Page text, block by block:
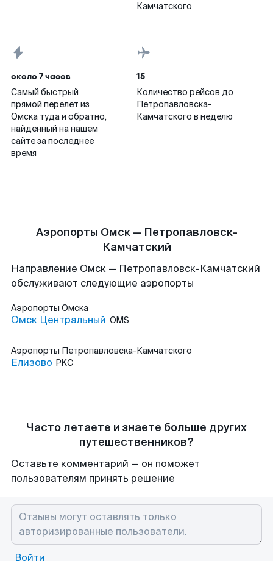
Камчатского
около 7 часов
Самый быстрый
прямой перелет из
Омска туда и обратно,
найденный на нашем
сайте за последнее
время
15
Количество рейсов до
Петропавловска-
Камчатского в неделю
Аэропорты Омск — Петропавловск-
Камчатский
Направление Омск — Петропавловск-Камчатский
обслуживают следующие аэропорты
Аэропорты Омска
Омск Центральный OMS
Аэропорты Петропавловска-Камчатского
Елизово PKC
Часто летаете и знаете больше других
путешественников?
Оставьте комментарий — он поможет
пользователям принять решение
Войти